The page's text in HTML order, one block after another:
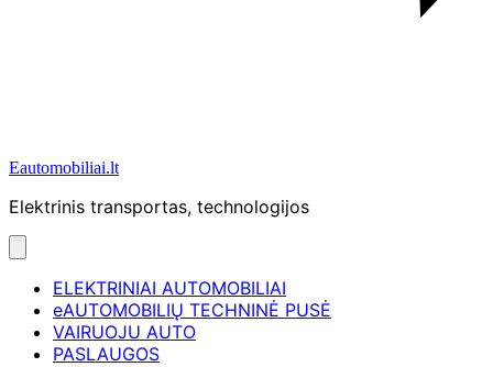
Eautomobiliai.lt
Elektrinis transportas, technologijos
ELEKTRINIAI AUTOMOBILIAI
eAUTOMOBILIŲ TECHNINĖ PUSĖ
VAIRUOJU AUTO
PASLAUGOS